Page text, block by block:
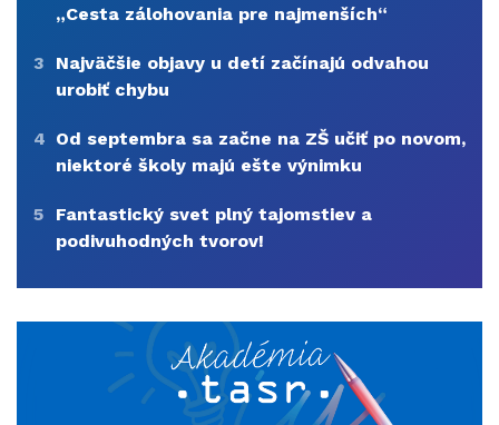
„Cesta zálohovania pre najmenších“
3
Najväčšie objavy u detí začínajú odvahou
urobiť chybu
4 Od septembra sa začne na ZŠ učiť po novom,
niektoré školy majú ešte výnimku
5
Fantastický svet plný tajomstiev a
podivuhodných tvorov!